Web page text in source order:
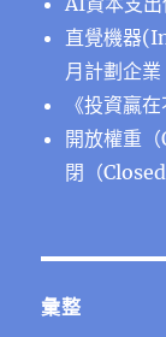
直覺機器
月計劃企業
《投資贏
開放權重
閉（
彙整